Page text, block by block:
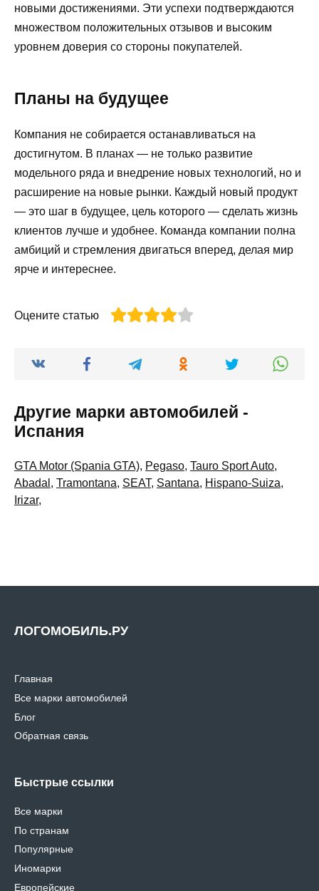
новыми достижениями. Эти успехи подтверждаются
множеством положительных отзывов и высоким
уровнем доверия со стороны покупателей.
Планы на будущее
Компания не собирается останавливаться на
достигнутом. В планах — не только развитие
модельного ряда и внедрение новых технологий, но и
расширение на новые рынки. Каждый новый продукт
— это шаг в будущее, цель которого — сделать жизнь
клиентов лучше и удобнее. Команда компании полна
амбиций и стремления двигаться вперед, делая мир
ярче и интереснее.
Оцените статью
Другие марки автомобилей -
Испания
GTA Motor (Spania GTA), Pegaso, Tauro Sport Auto,
Abadal , Tramontana, SEAT, Santana, Hispano-Suiza,
Irizar,
ЛОГОМОБИЛЬ.РУ
Главная
Все марки автомобилей
Блог
Обратная связь
Быстрые ссылки
Все марки
По странам
Популярные
Иномарки
Европейские